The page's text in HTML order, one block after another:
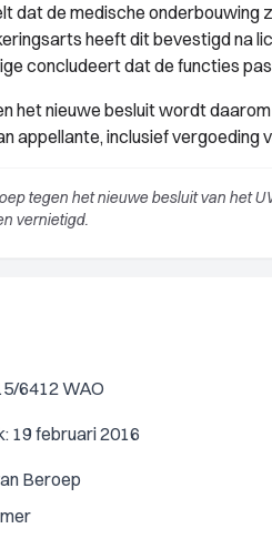
dat de medische onderbouwing
heeft dit bevestigd na
concludeert dat de functies
het nieuwe besluit wordt
appellante, inclusief vergoeding
tegen het nieuwe besluit van het
vernietigd.
6412 WAO
19 februari 2016
Beroep